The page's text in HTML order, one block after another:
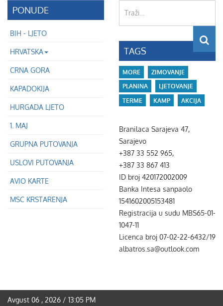
PONUDE
BIH - LJETO
HRVATSKA
CRNA GORA
KAPADOKIJA
HURGADA LJETO
1. MAJ
GRUPNA PUTOVANJA
USLOVI PUTOVANJA
AVIO KARTE
MSC KRSTARENJA
TAGS
MORE
ZIMOVANJE
PLANINA
LJETOVANJE
TERME
KAMP AKCIJA
Branilaca Sarajeva 47,
Sarajevo
+387 33 552 965,
+387 33 867 413
ID broj 420172002009
Banka Intesa sanpaolo
1541602005153481
Registracija u sudu MBS65-01-
1047-11
Licenca broj 07-02-22-6432/19
albatros.sa@outlook.com
Avgust 06 , 2026 / 13:05 PM